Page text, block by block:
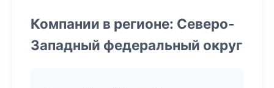
Компании в регионе: Северо-
Западный федеральный округ